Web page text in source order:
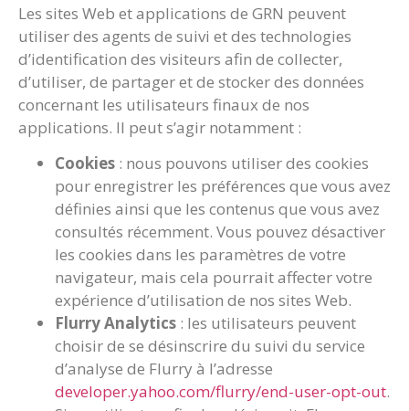
Les sites Web et applications de GRN peuvent
utiliser des agents de suivi et des technologies
d’identification des visiteurs afin de collecter,
d’utiliser, de partager et de stocker des données
concernant les utilisateurs finaux de nos
applications. Il peut s’agir notamment :
Cookies : nous pouvons utiliser des cookies
pour enregistrer les préférences que vous avez
définies ainsi que les contenus que vous avez
consultés récemment. Vous pouvez désactiver
les cookies dans les paramètres de votre
navigateur, mais cela pourrait affecter votre
expérience d’utilisation de nos sites Web.
Flurry Analytics : les utilisateurs peuvent
choisir de se désinscrire du suivi du service
d’analyse de Flurry à l’adresse
developer.yahoo.com/flurry/end-user-opt-out.